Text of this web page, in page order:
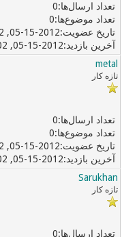
0
0
05-15-2012, 01:02 AM
05-15-2012, 01:02 AM
metal
تازه کار
0
0
05-15-2012, 01:02 AM
05-15-2012, 01:02 AM
Sarukhan
تازه کار
0